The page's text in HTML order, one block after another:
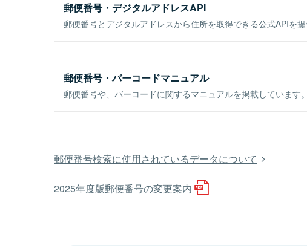
郵便番号・デジタルアドレスAPI
郵便番号とデジタルアドレスから住所を取得できる公式APIを提
郵便番号・バーコードマニュアル
郵便番号や、バーコードに関するマニュアルを掲載しています。
郵便番号検索に使用されているデータについて
2025年度版郵便番号の変更案内